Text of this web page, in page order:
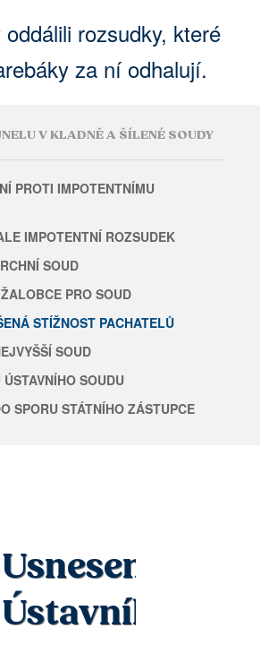
rozsudky, které
za ní odhalují.
V KLADNĚ A ŠÍLENÉ SOUDY
PROTI IMPOTENTNÍMU
IMPOTENTNÍ ROZSUDEK
SOUD
PRO SOUD
STÍŽNOST PACHATELŮ
SOUD
SOUDU
SPORU STÁTNÍHO ZÁSTUPCE
Usnesení
Ústavního